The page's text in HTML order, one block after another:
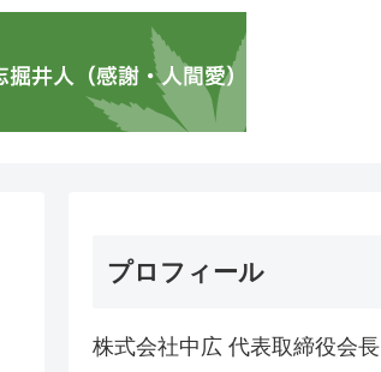
プロフィール
株式会社中広 代表取締役会長